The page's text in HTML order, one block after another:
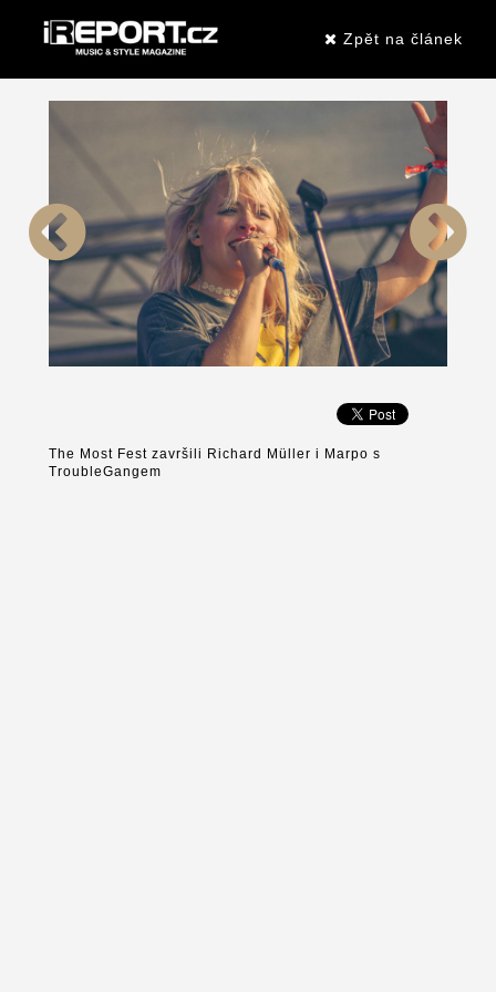
Zpět na článek
The Most Fest završili Richard Müller i Marpo s
TroubleGangem